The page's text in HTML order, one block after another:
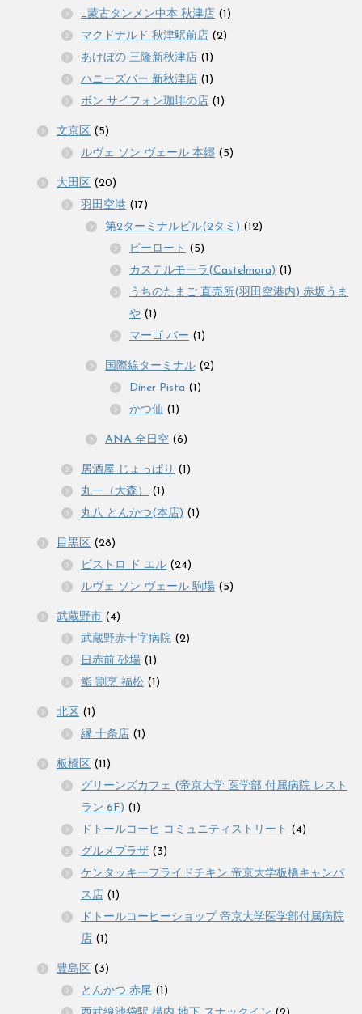
_蒙古タンメン中本 秋津店 (1)
マクドナルド 秋津駅前店 (2)
あけぼの 三隆新秋津店 (1)
ハニーズバー 新秋津店 (1)
ボン サイフォン珈琲の店 (1)
文京区 (5)
ルヴェ ソン ヴェール 本郷 (5)
大田区 (20)
羽田空港 (17)
第2ターミナルビル(2タミ) (12)
ピーロート (5)
カステルモーラ(Castelmora) (1)
うちのたまご 直売所(羽田空港内) 赤坂うま
や (1)
マーゴ バー (1)
国際線ターミナル (2)
Diner Pista (1)
かつ仙 (1)
ANA 全日空 (6)
居酒屋 じょっぱり (1)
丸一（大森）
(1)
丸八 とんかつ(本店) (1)
目黒区 (28)
ビストロ ド エル (24)
ルヴェ ソン ヴェール 駒場 (5)
武蔵野市 (4)
武蔵野赤十字病院 (2)
日赤前 砂場 (1)
鮨 割烹 福松 (1)
北区 (1)
縁 十条店 (1)
板橋区 (11)
グリーンズカフェ (帝京大学 医学部 付属病院 レスト
ラン 6F) (1)
ドトールコーヒ コミュニティストリート (4)
グルメプラザ (3)
ケンタッキーフライドチキン 帝京大学板橋キャンパ
ス店 (1)
ドトールコーヒーショップ 帝京大学医学部付属病院
店 (1)
豊島区 (3)
とんかつ 赤尾 (1)